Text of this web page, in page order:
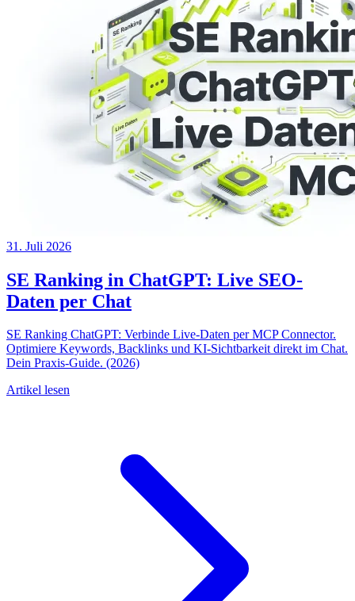
31. Juli 2026
SE Ranking in ChatGPT: Live SEO-
Daten per Chat
SE Ranking ChatGPT: Verbinde Live-Daten per MCP Connector.
Optimiere Keywords, Backlinks und KI-Sichtbarkeit direkt im Chat.
Dein Praxis-Guide. (2026)
Artikel lesen